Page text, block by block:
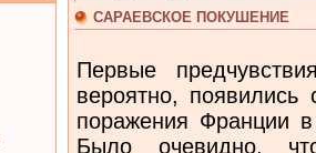
САРАЕВСКОЕ ПОКУШЕНИЕ
Первые
вероятно,
поражения Франции
Было очевидно,